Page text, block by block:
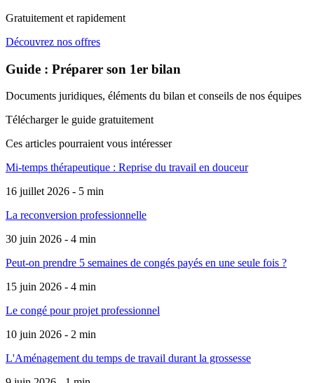
Gratuitement et rapidement
Découvrez nos offres
Guide : Préparer son 1er bilan
Documents juridiques, éléments du bilan et conseils de nos équipes
Télécharger le guide gratuitement
Ces articles pourraient vous intéresser
Mi-temps thérapeutique : Reprise du travail en douceur
16 juillet 2026 - 5 min
La reconversion professionnelle
30 juin 2026 - 4 min
Peut-on prendre 5 semaines de congés payés en une seule fois ?
15 juin 2026 - 4 min
Le congé pour projet professionnel
10 juin 2026 - 2 min
L'Aménagement du temps de travail durant la grossesse